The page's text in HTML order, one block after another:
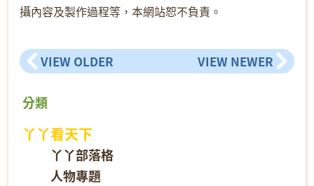
攝內容及製作過程等，本網站恕不負責。
VIEW OLDER VIEW NEWER
分類
丫丫看天下
丫丫部落格
人物專題